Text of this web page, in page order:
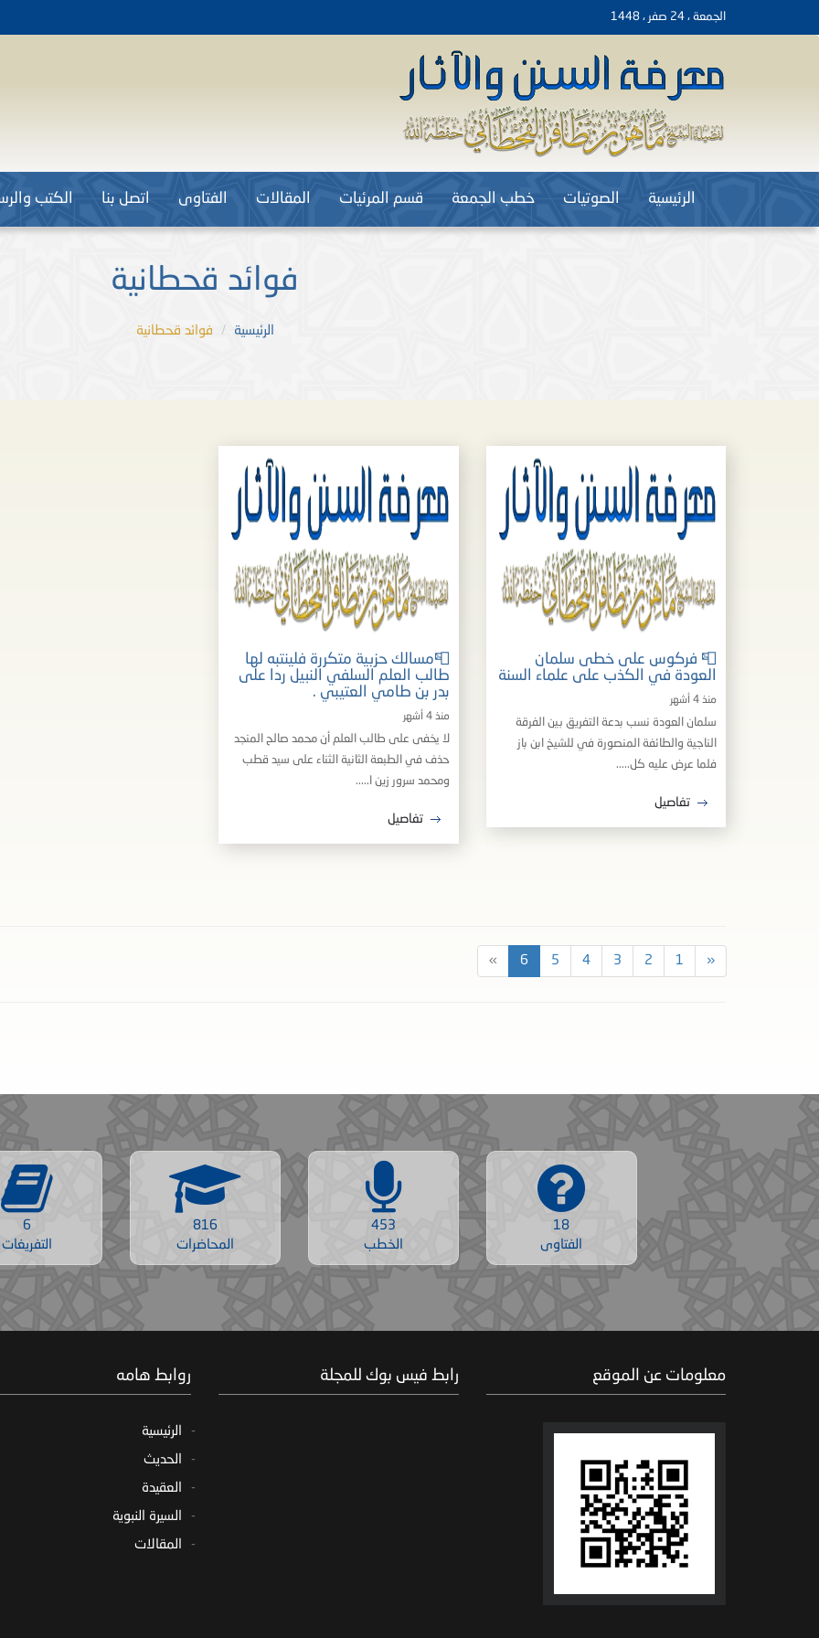
الجمعة ، 24 صفر ، 1448
الرئيسية الصوتيات خطب الجمعة قسم المرئيات المقالات الفتاوى اتصل بنا الكتب
فوائد قحطانية
الرئيسية فوائد قحطانية
📮 فركوس على خطى سلمان
العودة في الكذب على علماء السنة
منذ 4 أشهر
سلمان العودة نسب بدعة التفريق بين الفرقة
الناجية والطائفة المنصورة في للشيخ ابن باز
فلما عرض عليه كل.....
تفاصيل
📮مسالك حزبية متكررة فلينتبه لها
طالب العلم السلفي النبيل ردا على
بدر بن طامي العتيبي .
منذ 4 أشهر
لا يخفى على طالب العلم أن محمد صالح المنجد
حذف في الطبعة الثانية الثناء على سيد قطب
ومحمد سرور زين ا.....
تفاصيل
«
1
2
3
4
5
6
»
18
الفتاوى
453
الخطب
816
المحاضرات
6
التفريغات
معلومات عن الموقع رابط فيس بوك للمجلة روابط هامه
الرئيسية
الحديث
العقيدة
السيرة النبوية
المقالات